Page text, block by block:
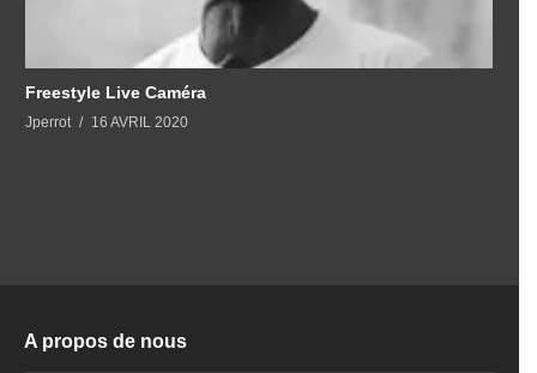
Freestyle Live Caméra
Jperrot 16 AVRIL 2020
A propos de nous